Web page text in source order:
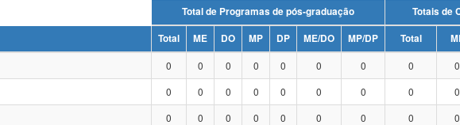
Total de Programas de pós-graduação
Totais de
Total ME DO MP DP ME/DO MP/DP Total
0 0 0 0 0 0 0 0 0
0 0 0 0 0 0 0 0 0
0 0 0 0 0 0 0 0 0